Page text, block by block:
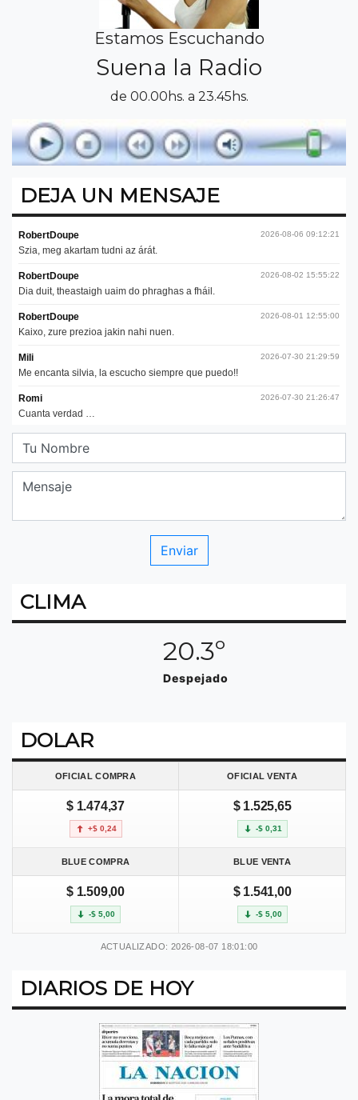
Estamos Escuchando
Suena la Radio
de 00.00hs. a 23.45hs.
DEJA UN MENSAJE
CLIMA
20.3º
Despejado
DOLAR
OFICIAL COMPRA OFICIAL VENTA
$ 1.474,37
+$ 0,24
$ 1.525,65
-$ 0,31
BLUE COMPRA BLUE VENTA
$ 1.509,00
-$ 5,00
$ 1.541,00
-$ 5,00
ACTUALIZADO: 2026-08-07 18:01:00
DIARIOS DE HOY